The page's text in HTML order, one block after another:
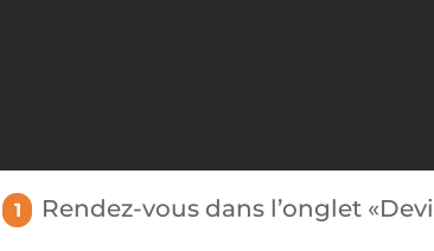
Rendez-vous dans l’onglet